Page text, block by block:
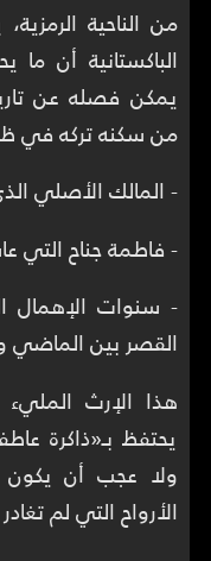
من الناحية
الباكستانية أن
يمكن فصله عن
من سكنه تركه في
- المالك الأصلي
- فاطمة جناح التي
- سنوات الإهمال
القصر بين الماضي
هذا الإرث المليء
يحتفظ بـ«ذاكرة
ولا عجب أن يكون
الأرواح التي لم